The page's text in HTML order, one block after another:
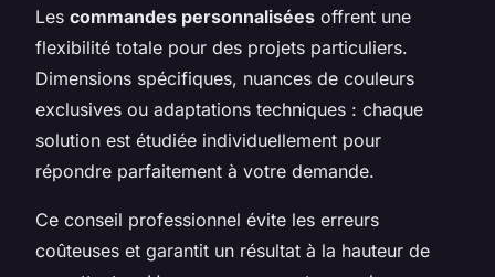
Les commandes personnalisées offrent une
flexibilité totale pour des projets particuliers.
Dimensions spécifiques, nuances de couleurs
exclusives ou adaptations techniques : chaque
solution est étudiée individuellement pour
répondre parfaitement à votre demande.
Ce conseil professionnel évite les erreurs
coûteuses et garantit un résultat à la hauteur de